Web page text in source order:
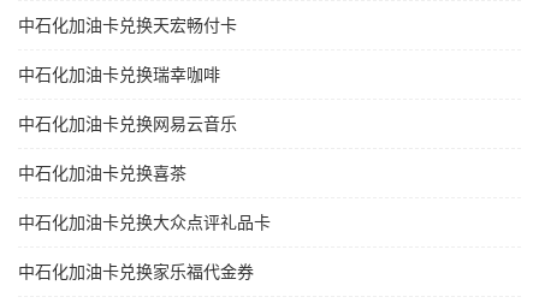
中石化加油卡兑换天宏畅付卡
中石化加油卡兑换瑞幸咖啡
中石化加油卡兑换网易云音乐
中石化加油卡兑换喜茶
中石化加油卡兑换大众点评礼品卡
中石化加油卡兑换家乐福代金券